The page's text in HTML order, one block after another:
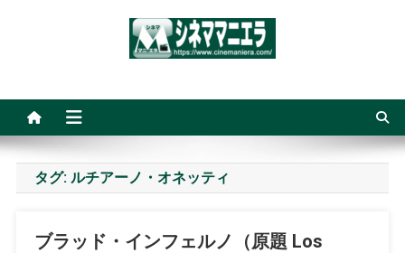
タグ: ルチアーノ・オネッティ
ブラッド・インフェルノ（原題 Los